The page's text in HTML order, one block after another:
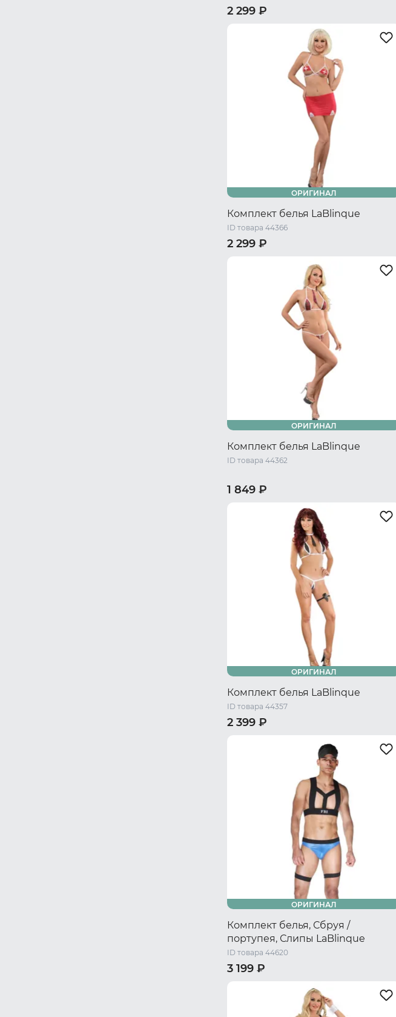
2 299 ₽
44-46 RU / L/XL
ОРИГИНАЛ
Комплект белья LaBlinque
ID товара 44366
2 299 ₽
44-46 RU / L/XL
ОРИГИНАЛ
Комплект белья LaBlinque
ID товара 44362
1 849 ₽
44-46 RU / L/XL
ОРИГИНАЛ
Комплект белья LaBlinque
ID товара 44357
2 399 ₽
44-46 RU / L/XL
ОРИГИНАЛ
Комплект белья, Сбруя /
портупея, Слипы LaBlinque
ID товара 44620
3 199 ₽
50-52 RU / L/XL